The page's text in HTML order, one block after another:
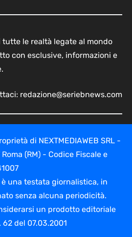
le realtà legate al mondo
con esclusive, informazioni e
redazione@seriebnews.com
di NEXTMEDIAWEB SRL -
(RM) - Codice Fiscale e
una testata giornalistica, in
senza alcuna periodicità.
un prodotto editoriale
del 07.03.2001